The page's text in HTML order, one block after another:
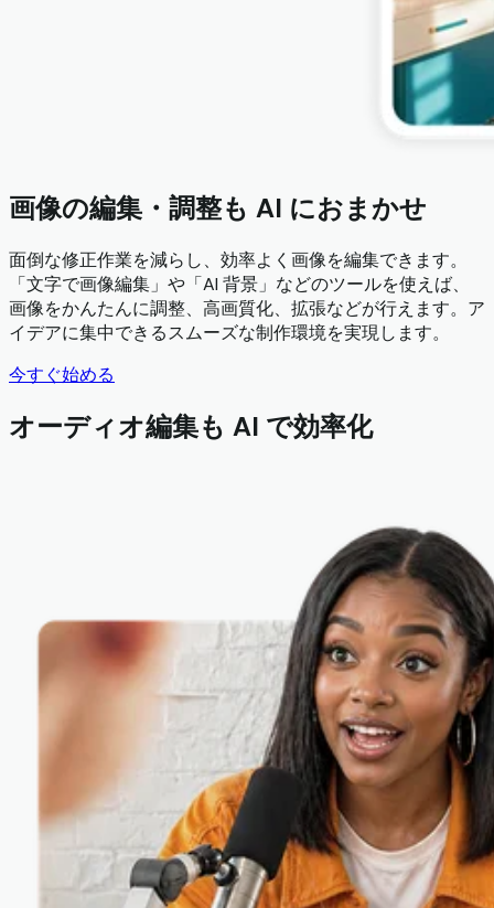
画像の編集・調整も AI におまかせ
面倒な修正作業を減らし、効率よく画像を編集できます。
「文字で画像編集」や「AI 背景」などのツールを使えば、
画像をかんたんに調整、高画質化、拡張などが行えます。ア
イデアに集中できるスムーズな制作環境を実現します。
今すぐ始める
オーディオ編集も AI で効率化